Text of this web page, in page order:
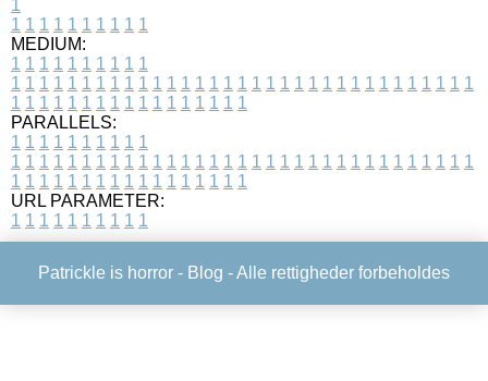
1
1 1 1 1 1 1 1 1 1 1
MEDIUM:
1 1 1 1 1 1 1 1 1 1
1 1 1 1 1 1 1 1 1 1 1 1 1 1 1 1 1 1 1 1 1 1 1 1 1 1 1 1 1 1 1 1 1
1 1 1 1 1 1 1 1 1 1 1 1 1 1 1 1 1
PARALLELS:
1 1 1 1 1 1 1 1 1 1
1 1 1 1 1 1 1 1 1 1 1 1 1 1 1 1 1 1 1 1 1 1 1 1 1 1 1 1 1 1 1 1 1
1 1 1 1 1 1 1 1 1 1 1 1 1 1 1 1 1
URL PARAMETER:
1 1 1 1 1 1 1 1 1 1
Patrickle is horror - Blog - Alle rettigheder forbeholdes